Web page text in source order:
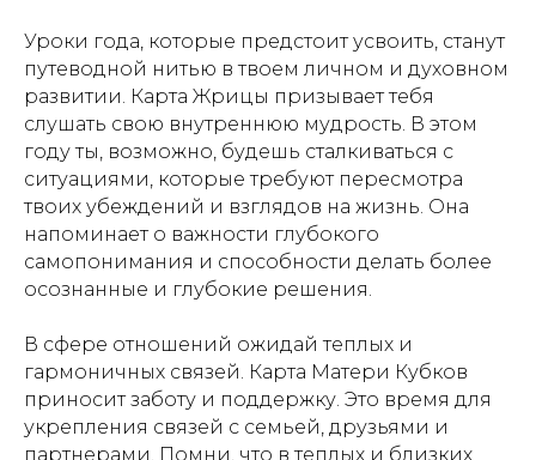
Уроки года, которые предстоит усвоить, станут
путеводной нитью в твоем личном и духовном
развитии. Карта Жрицы призывает тебя
слушать свою внутреннюю мудрость. В этом
году ты, возможно, будешь сталкиваться с
ситуациями, которые требуют пересмотра
твоих убеждений и взглядов на жизнь. Она
напоминает о важности глубокого
самопонимания и способности делать более
осознанные и глубокие решения.
В сфере отношений ожидай теплых и
гармоничных связей. Карта Матери Кубков
приносит заботу и поддержку. Это время для
укрепления связей с семьей, друзьями и
партнерами. Помни, что в теплых и близких